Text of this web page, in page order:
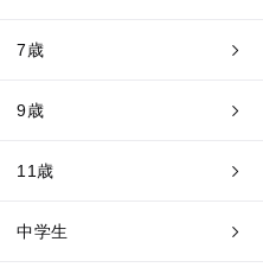
7歳
9歳
11歳
中学生